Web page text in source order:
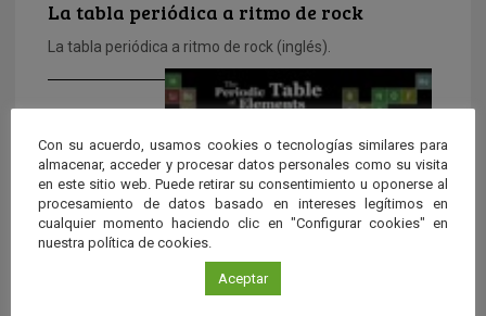
La tabla periódica a ritmo de rock
La tabla periódica a ritmo de rock (inglés).
Animación de la Tabla Periódica de los
Con su acuerdo, usamos cookies o tecnologías similares para
almacenar, acceder y procesar datos personales como su visita
en este sitio web. Puede retirar su consentimiento u oponerse al
procesamiento de datos basado en intereses legítimos en
cualquier momento haciendo clic en "Configurar cookies" en
nuestra política de cookies.
Aceptar